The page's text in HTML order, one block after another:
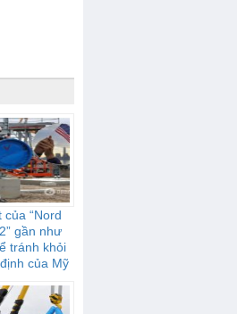
của “Nord
gần như
tránh khỏi
của Mỹ